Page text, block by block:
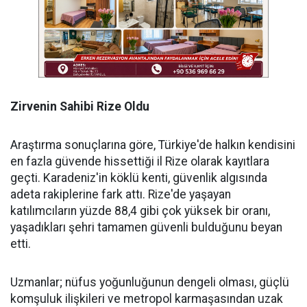
Zirvenin Sahibi Rize Oldu
​Araştırma sonuçlarına göre, Türkiye'de halkın kendisini
en fazla güvende hissettiği il Rize olarak kayıtlara
geçti. Karadeniz'in köklü kenti, güvenlik algısında
adeta rakiplerine fark attı. Rize'de yaşayan
katılımcıların yüzde 88,4 gibi çok yüksek bir oranı,
yaşadıkları şehri tamamen güvenli bulduğunu beyan
etti.
​Uzmanlar; nüfus yoğunluğunun dengeli olması, güçlü
komşuluk ilişkileri ve metropol karmaşasından uzak